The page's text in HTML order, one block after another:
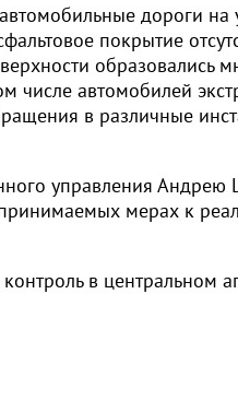
дороги
покрытие
образовались
числе автомобилей
в различные
управления
мерах к
в центральном